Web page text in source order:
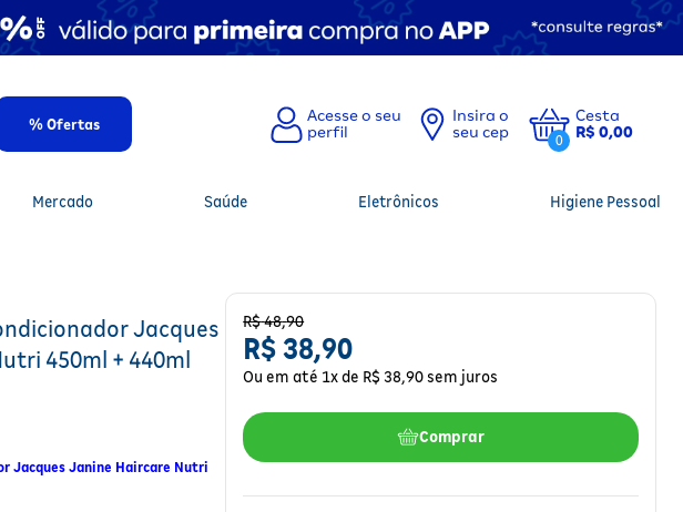
% Ofertas
Insira o
seu cep
0
Cesta
R$ 0,00
Mercado Saúde Eletrônicos Higiene Pessoal
Jacques
450ml + 440ml
Jacques Janine Haircare Nutri
R$48,90
R$38,90
Ou em até 1x de R$ 38,90sem juros
Comprar